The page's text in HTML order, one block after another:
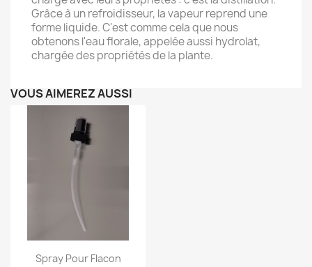
Grâce à un refroidisseur, la vapeur reprend une
forme liquide. C'est comme cela que nous
obtenons l'eau florale, appelée aussi hydrolat,
chargée des propriétés de la plante.
VOUS AIMEREZ AUSSI
Aperçu rapide
Spray Pour Flacon